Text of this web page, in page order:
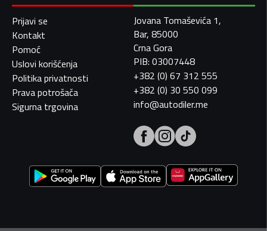
Prijavi se
Kontakt
Pomoć
Uslovi korišćenja
Politika privatnosti
Prava potrošača
Sigurna trgovina
Jovana Tomaševića 1,
Bar, 85000
Crna Gora
PIB: 03007448
+382 (0) 67 312 555
+382 (0) 30 550 099
info@autodiler.me